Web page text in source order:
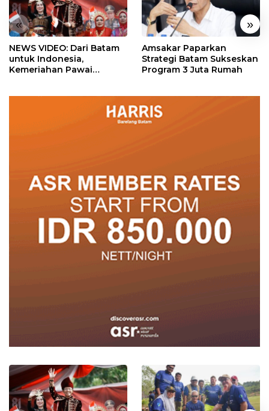
« »
NEWS VIDEO: Dari Batam
untuk Indonesia,
Kemeriahan Pawai
Amsakar Paparkan
Strategi Batam Sukseskan
Program 3 Juta Rumah